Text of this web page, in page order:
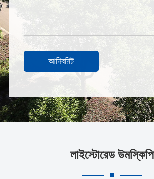
আদিবমিট
লাইস্টোরেড উমস্কিপি